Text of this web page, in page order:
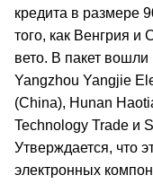
кредита в размере
того, как Венгрия
вето. В пакет
Yangzhou Yangjie
(China), Hunan
Technology Trade и
Утверждается, что
электронных